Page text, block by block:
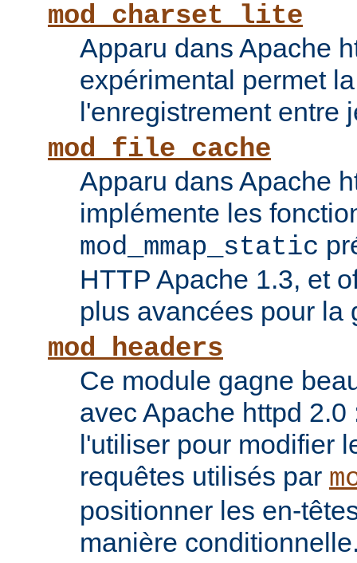
mod_charset_lite
Apparu dans Apache
expérimental permet
l'enregistrement entre
mod_file_cache
Apparu dans Apache
implémente les
mod_mmap_static
HTTP Apache 1.3, et
plus avancées pour la
mod_headers
Ce module gagne
avec Apache httpd
l'utiliser pour modifier
requêtes utilisés par
positionner les en-
manière